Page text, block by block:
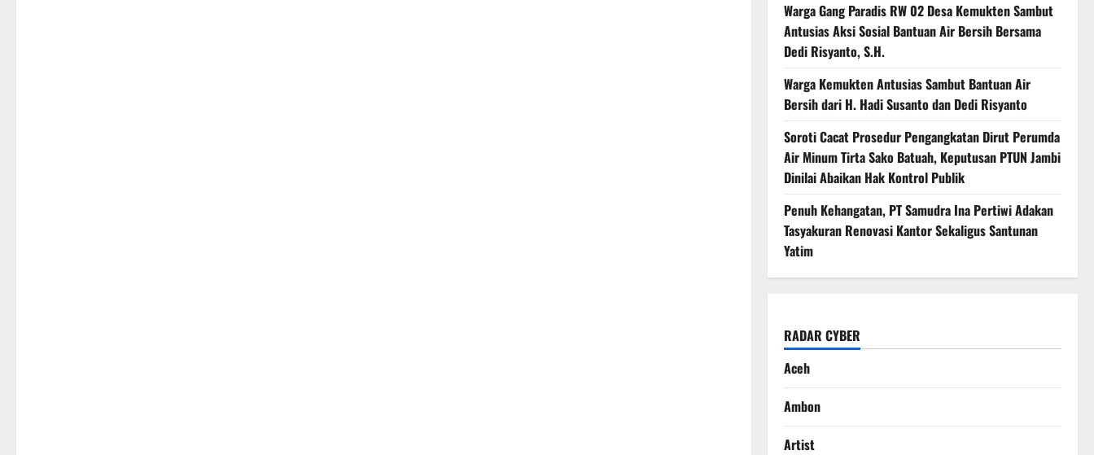
Warga Gang Paradis RW 02 Desa Kemukten Sambut
Antusias Aksi Sosial Bantuan Air Bersih Bersama
Dedi Risyanto, S.H.
Warga Kemukten Antusias Sambut Bantuan Air
Bersih dari H. Hadi Susanto dan Dedi Risyanto
Soroti Cacat Prosedur Pengangkatan Dirut Perumda
Air Minum Tirta Sako Batuah, Keputusan PTUN Jambi
Dinilai Abaikan Hak Kontrol Publik
Penuh Kehangatan, PT Samudra Ina Pertiwi Adakan
Tasyakuran Renovasi Kantor Sekaligus Santunan
Yatim
RADAR CYBER
Aceh
Ambon
Artist